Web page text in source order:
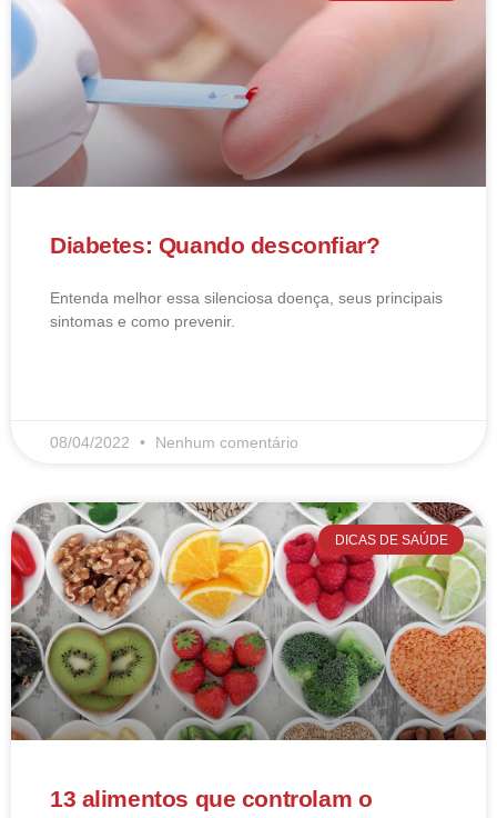
Diabetes: Quando desconfiar?
Entenda melhor essa silenciosa doença, seus principais
sintomas e como prevenir.
08/04/2022 Nenhum comentário
DICAS DE SAÚDE
13 alimentos que controlam o